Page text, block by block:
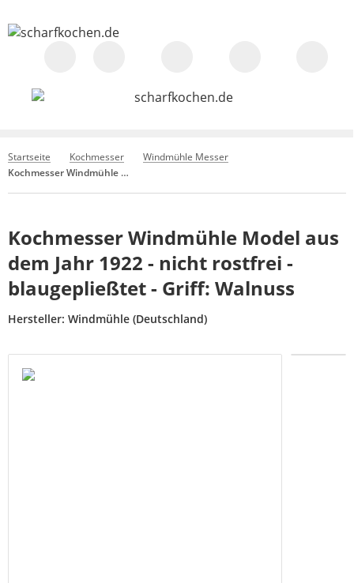
Startseite Kochmesser
Windmühle Messer
Kochmesser Windmühle Model aus dem Jahr 1922 - nicht rostfrei - blaugepließtet - Griff: Walnuss
Kochmesser Windmühle Model aus
dem Jahr 1922 - nicht rostfrei -
blaugepließtet - Griff: Walnuss
Hersteller: Windmühle (Deutschland)